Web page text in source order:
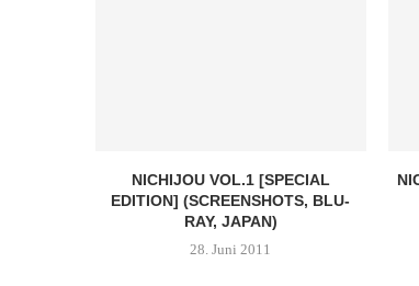
NICHIJOU VOL.1 [SPECIAL
EDITION] (SCREENSHOTS, BLU-
RAY, JAPAN)
28. Juni 2011